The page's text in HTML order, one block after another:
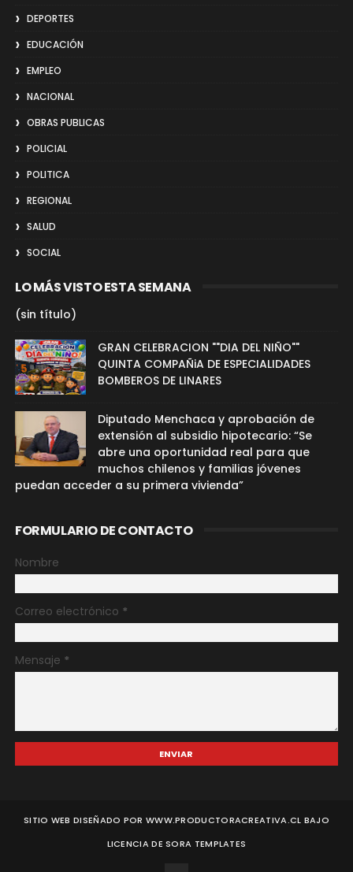
DEPORTES
EDUCACIÓN
EMPLEO
NACIONAL
OBRAS PUBLICAS
POLICIAL
POLITICA
REGIONAL
SALUD
SOCIAL
LO MÁS VISTO ESTA SEMANA
(sin título)
GRAN CELEBRACION ""DIA DEL NIÑO""
QUINTA COMPAÑiA DE ESPECIALIDADES
BOMBEROS DE LINARES
Diputado Menchaca y aprobación de
extensión al subsidio hipotecario: “Se
abre una oportunidad real para que
muchos chilenos y familias jóvenes
puedan acceder a su primera vivienda”
FORMULARIO DE CONTACTO
Nombre
Correo electrónico *
Mensaje *
SITIO WEB DISEÑADO POR WWW.PRODUCTORACREATIVA.CL BAJO
LICENCIA DESORA TEMPLATES